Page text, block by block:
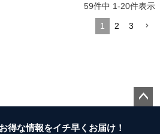
59件中 1-20件表示
1 2 3
得な情報をイチ早くお届け！